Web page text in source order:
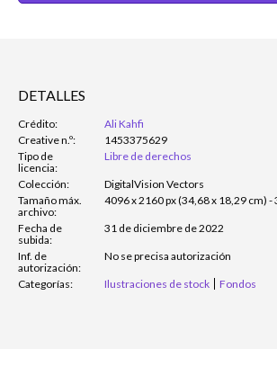
DETALLES
Crédito:
Ali Kahfi
Creative n.º:
1453375629
Tipo de
licencia:
Libre de derechos
Colección:
DigitalVision Vectors
Tamaño máx.
archivo:
4096 x 2160 px (34,68 x 18,29 cm) -
Fecha de
subida:
31 de diciembre de 2022
Inf. de
autorización:
No se precisa autorización
Categorías: Ilustraciones de stock Fondos